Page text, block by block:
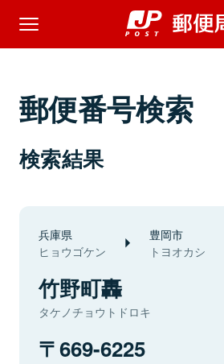
郵便番号検索
検索結果
兵庫県
ヒョウゴケン
豊岡市
トヨオカシ
竹野町轟
タケノチョウトドロキ
669-6225